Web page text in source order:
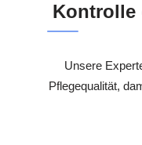
Kontrolle
Unsere
Pflegequalität,